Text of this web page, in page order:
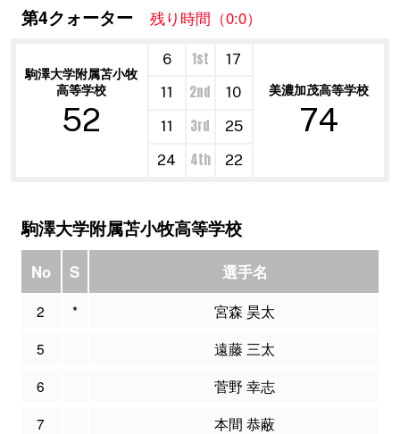
第4クォーター 残り時間（0:0）
駒澤大学附属苫小牧
高等学校
52
6 1st
17
美濃加茂高等学校
74
11 2nd
10
11
3rd
25
24
4th 22
駒澤大学附属苫小牧高等学校
No S 選手名
2 *
宮森 昊太
5
遠藤 三太
6
菅野 幸志
7
本間 恭蔽